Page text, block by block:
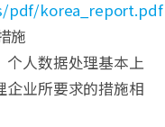
pdf/korea_report.pdf
施
个人数据处理基本上
企业所要求的措施相